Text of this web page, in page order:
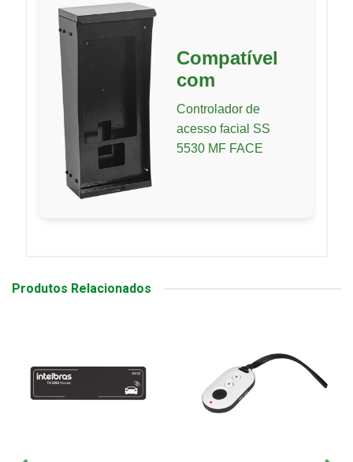
Compatível
com
Controlador de
acesso facial SS
5530 MF FACE
Produtos Relacionados